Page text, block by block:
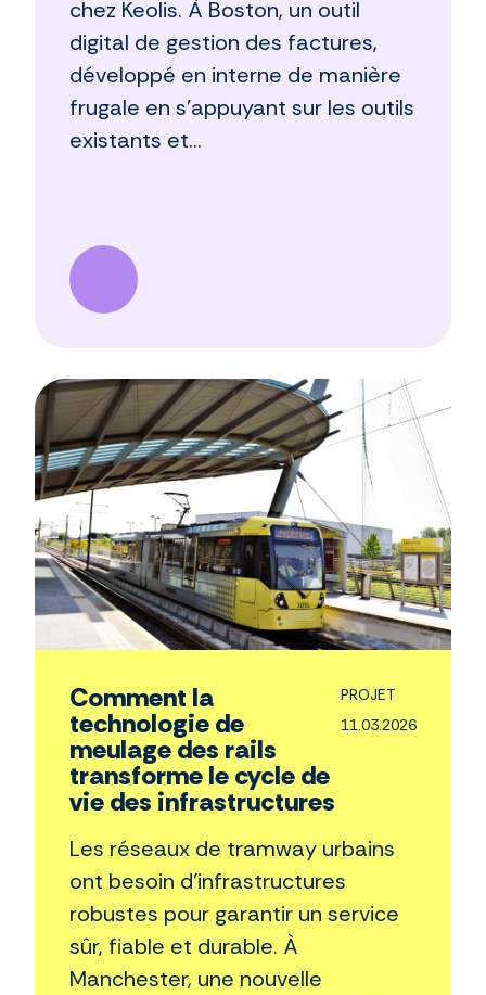
chez Keolis. À Boston, un outil
digital de gestion des factures,
développé en interne de manière
frugale en s'appuyant sur les outils
existants et...
Comment la
technologie de
meulage des rails
transforme le cycle de
vie des infrastructures
PROJET
11.03.2026
Les réseaux de tramway urbains
ont besoin d’infrastructures
robustes pour garantir un service
sûr, fiable et durable. À
Manchester, une nouvelle